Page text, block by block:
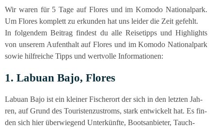
Wir waren für 5 Tage auf Flo­res und im Komo­do Natio­nal­park.
Um Flo­res kom­plett zu erkun­den hat uns lei­der die Zeit gefehlt.
In fol­gen­dem Bei­trag fin­dest du alle Rei­se­tipps und High­lights
von unse­rem Auf­ent­halt auf Flo­res und im Komo­do Natio­nal­park
sowie hilf­rei­che Tipps und wert­vol­le Informationen:
1. Labu­an Bajo, Flores
Labu­an Bajo ist ein klei­ner Fischer­ort der sich in den letz­ten Jah­
ren, auf Grund des Tou­ris­ten­zu­stroms, stark ent­wi­ckelt hat. Es fin­
den sich hier über­wie­gend Unter­künf­te, Boots­an­bie­ter, Tauch­